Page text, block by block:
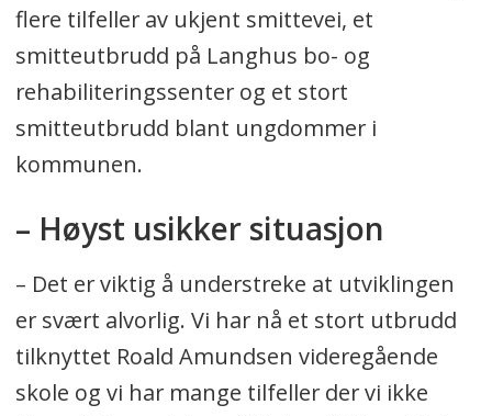
flere tilfeller av ukjent smittevei, et
smitteutbrudd på Langhus bo- og
rehabiliteringssenter og et stort
smitteutbrudd blant ungdommer i
kommunen.
– Høyst usikker situasjon
– Det er viktig å understreke at utviklingen
er svært alvorlig. Vi har nå et stort utbrudd
tilknyttet Roald Amundsen videregående
skole og vi har mange tilfeller der vi ikke